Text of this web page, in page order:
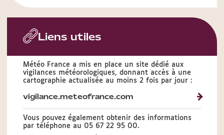
Liens utiles
Météo France a mis en place un site dédié aux
vigilances météorologiques, donnant accès à une
cartographie actualisée au moins 2 fois par jour :
vigilance.meteofrance.com
Vous pouvez également obtenir des informations
par téléphone au 05 67 22 95 00.